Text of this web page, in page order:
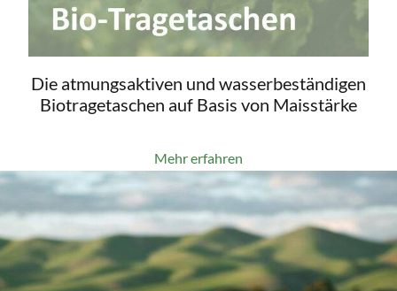
Die atmungsaktiven und wasserbeständigen
Biotragetaschen auf Basis von Maisstärke
Mehr erfahren